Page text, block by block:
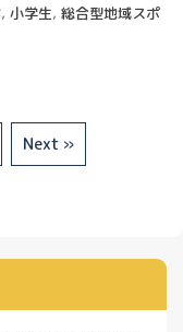
, 小学生, 総合型地域スポ
Next »